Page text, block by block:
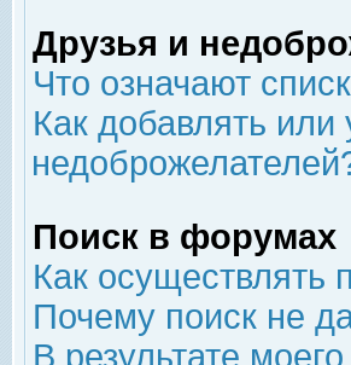
Друзья и
Что означают
Как добавлять или
Поиск в форумах
Как осуществлять
Почему поиск не
В результате